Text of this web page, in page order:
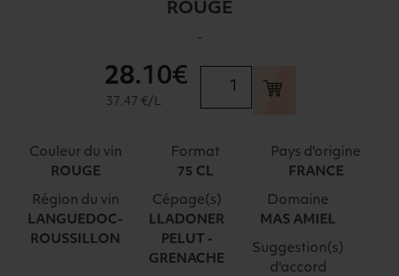
ROUGE
-
MAS
AMIEL
2021
28.10€
37.47 €/L
Couleur du vin
ROUGE
Format
75 CL
Pays d'origine
FRANCE
Région du vin
LANGUEDOC-
ROUSSILLON
Cépage(s)
LLADONER
PELUT -
GRENACHE
Domaine
MAS AMIEL
Suggestion(s)
d'accord